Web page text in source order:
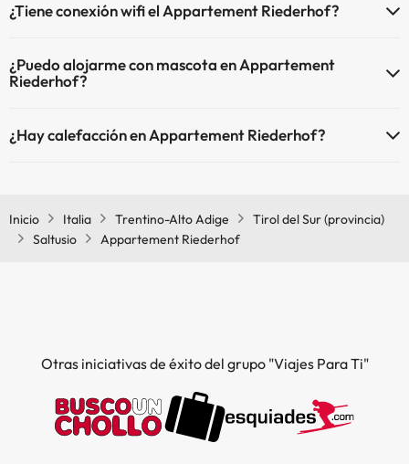
¿Tiene conexión wifi el Appartement Riederhof?
¿Puedo alojarme con mascota en Appartement
Riederhof?
de pago directo en hotel). Consulta las condiciones.
¿Hay calefacción en Appartement Riederhof?
Inicio Italia Trentino-Alto Adige
Tirol del Sur (provincia)
Saltusio
Appartement Riederhof
Otras iniciativas de éxito del grupo "Viajes Para Ti"